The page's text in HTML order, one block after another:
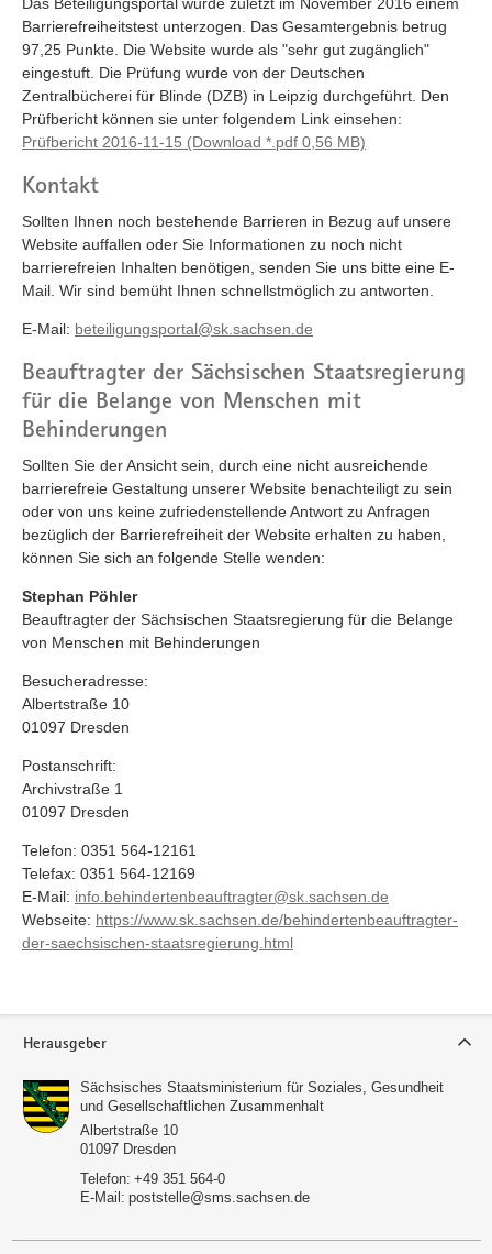
Barrierefreiheitstest unterzogen. Das Gesamtergebnis betrug
97,25 Punkte. Die Website wurde als "sehr gut zugänglich"
eingestuft. Die Prüfung wurde von der Deutschen
Zentralbücherei für Blinde (DZB) in Leipzig durchgeführt. Den
Prüfbericht können sie unter folgendem Link einsehen:
Prüfbericht 2016-11-15 (Download *.pdf 0,56 MB)
Kontakt
Sollten Ihnen noch bestehende Barrieren in Bezug auf unsere
Website auffallen oder Sie Informationen zu noch nicht
barrierefreien Inhalten benötigen, senden Sie uns bitte eine E-
Mail. Wir sind bemüht Ihnen schnellstmöglich zu antworten.
E-Mail: beteiligungsportal@sk.sachsen.de
Beauftragter der Sächsischen Staatsregierung
für die Belange von Menschen mit
Behinderungen
Sollten Sie der Ansicht sein, durch eine nicht ausreichende
barrierefreie Gestaltung unserer Website benachteiligt zu sein
oder von uns keine zufriedenstellende Antwort zu Anfragen
bezüglich der Barrierefreiheit der Website erhalten zu haben,
können Sie sich an folgende Stelle wenden:
Stephan Pöhler
Beauftragter der Sächsischen Staatsregierung für die Belange
von Menschen mit Behinderungen
Besucheradresse:
Albertstraße 10
01097 Dresden
Postanschrift:
Archivstraße 1
01097 Dresden
Telefon: 0351 564-12161
Telefax: 0351 564-12169
E-Mail: info.behindertenbeauftragter@sk.sachsen.de
Webseite: https://www.sk.sachsen.de/behindertenbeauftragter-
der-saechsischen-staatsregierung.html
Herausgeber
Sächsisches Staatsministerium für Soziales, Gesundheit
und Gesellschaftlichen Zusammenhalt
Albertstraße 10
01097 Dresden
Telefon: +49 351 564-0
E-Mail: poststelle@sms.sachsen.de